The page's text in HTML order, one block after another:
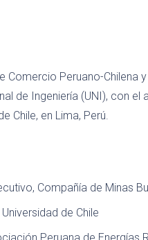
Comercio Peruano-Chilena
de Ingeniería (UNI), con el
Chile, en Lima, Perú.
Compañía de Minas
de Chile